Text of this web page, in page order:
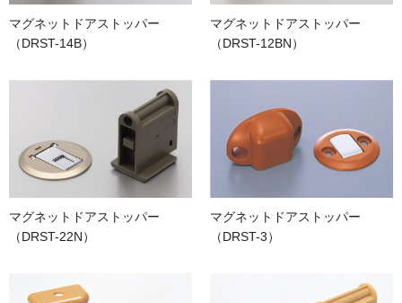
マグネットドアストッパー
（DRST-14B）
マグネットドアストッパー
（DRST-12BN）
マグネットドアストッパー
（DRST-22N）
マグネットドアストッパー
（DRST-3）